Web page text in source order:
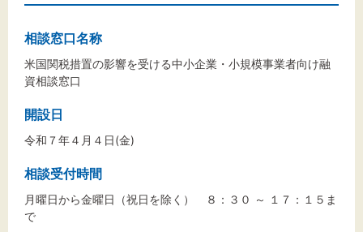
相談窓口名称
米国関税措置の影響を受ける中小企業・小規模事業者向け融
資相談窓口
開設日
令和７年４月４日(金)
相談受付時間
月曜日から金曜日（祝日を除く） ８：３０ ～ １７：１５ま
で